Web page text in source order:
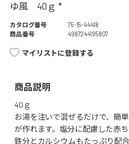
ゆ風 40ｇ *
カタログ番号
75-15-44418
商品番号
4987244195807
マイリストに登録する
商品説明
40ｇ
お湯を注いで混ぜるだけで、簡
が作れます。塩分に配慮した赤ち
鉄分とカルシウムもたっぷり配